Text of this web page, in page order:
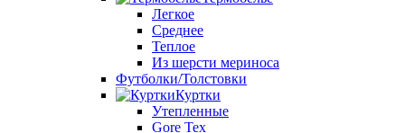
Легкое
Среднее
Теплое
Из шерсти мериноса
Футболки/Толстовки
Куртки
Утепленные
Gore Tex